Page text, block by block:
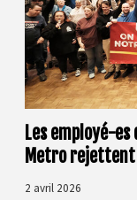
Les employé-
Metro rejettent
2 avril 2026